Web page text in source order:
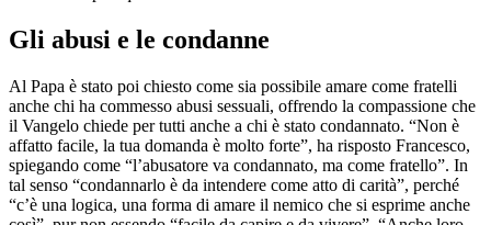
Gli abusi e le condanne
Al Papa è stato poi chiesto come sia possibile amare come fratelli
anche chi ha commesso abusi sessuali, offrendo la compassione che
il Vangelo chiede per tutti anche a chi è stato condannato. “Non è
affatto facile, la tua domanda è molto forte”, ha risposto Francesco,
spiegando come “l’abusatore va condannato, ma come fratello”. In
tal senso “condannarlo è da intendere come atto di carità”, perché
“c’è una logica, una forma di amare il nemico che si esprime anche